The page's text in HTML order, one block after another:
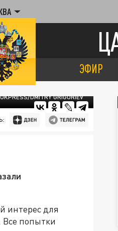
ЭФИР
DMITRY GRIGORIEV
интерес для
Все попытки